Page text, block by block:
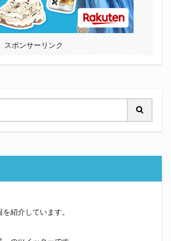
スポンサーリンク
紹介しています。